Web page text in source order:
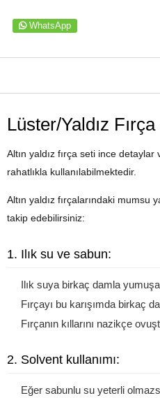
WhatsApp
Lüster/Yaldız
Altın yaldız fırça seti ince
rahatlıkla kullanılabilmektedir.
Altın yaldız fırçalarındaki mumsu
takip edebilirsiniz:
1. Ilık su ve sabun:
Ilık suya birkaç damla
Fırçayı bu karışımda birkaç
Fırçanın kıllarını nazikçe
2. Solvent kullanımı:
Eğer sabunlu su yeterli